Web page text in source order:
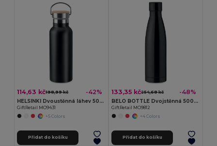
114,63 kč198,99 kč -42%
HELSINKI Dvoustěnná láhev 500 ml
GiftRetail MO9431
+5 Colors
Přidat do košíku
133,35 kč254,68 kč -48%
BELO BOTTLE Dvojstěnná 500ml láhev
GiftRetail MO9812
+4 Colors
Přidat do košíku